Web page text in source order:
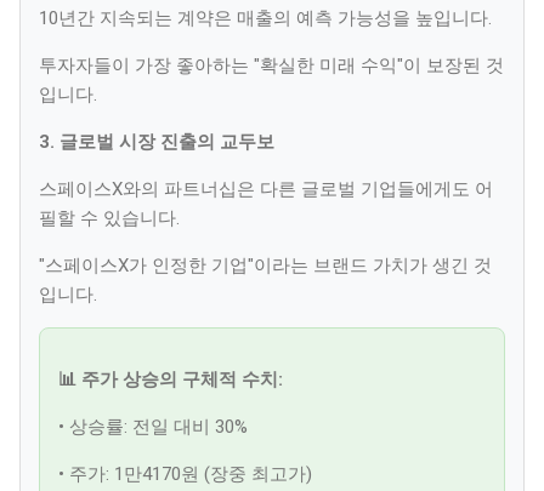
10년간 지속되는 계약은 매출의 예측 가능성을 높입니다.
투자자들이 가장 좋아하는 "확실한 미래 수익"이 보장된 것
입니다.
3. 글로벌 시장 진출의 교두보
스페이스X와의 파트너십은 다른 글로벌 기업들에게도 어
필할 수 있습니다.
"스페이스X가 인정한 기업"이라는 브랜드 가치가 생긴 것
입니다.
📊 주가 상승의 구체적 수치:
• 상승률: 전일 대비 30%
• 주가: 1만4170원 (장중 최고가)